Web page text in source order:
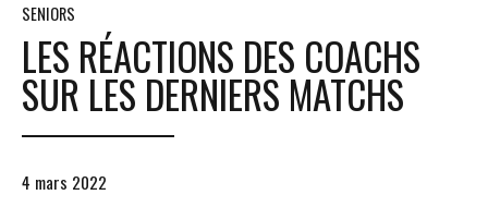
SENIORS
LES RÉACTIONS DES COACHS
SUR LES DERNIERS MATCHS
4 mars 2022